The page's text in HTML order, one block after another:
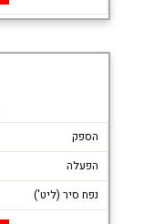
הספק
הפעלה
נפח סיר (ליט')